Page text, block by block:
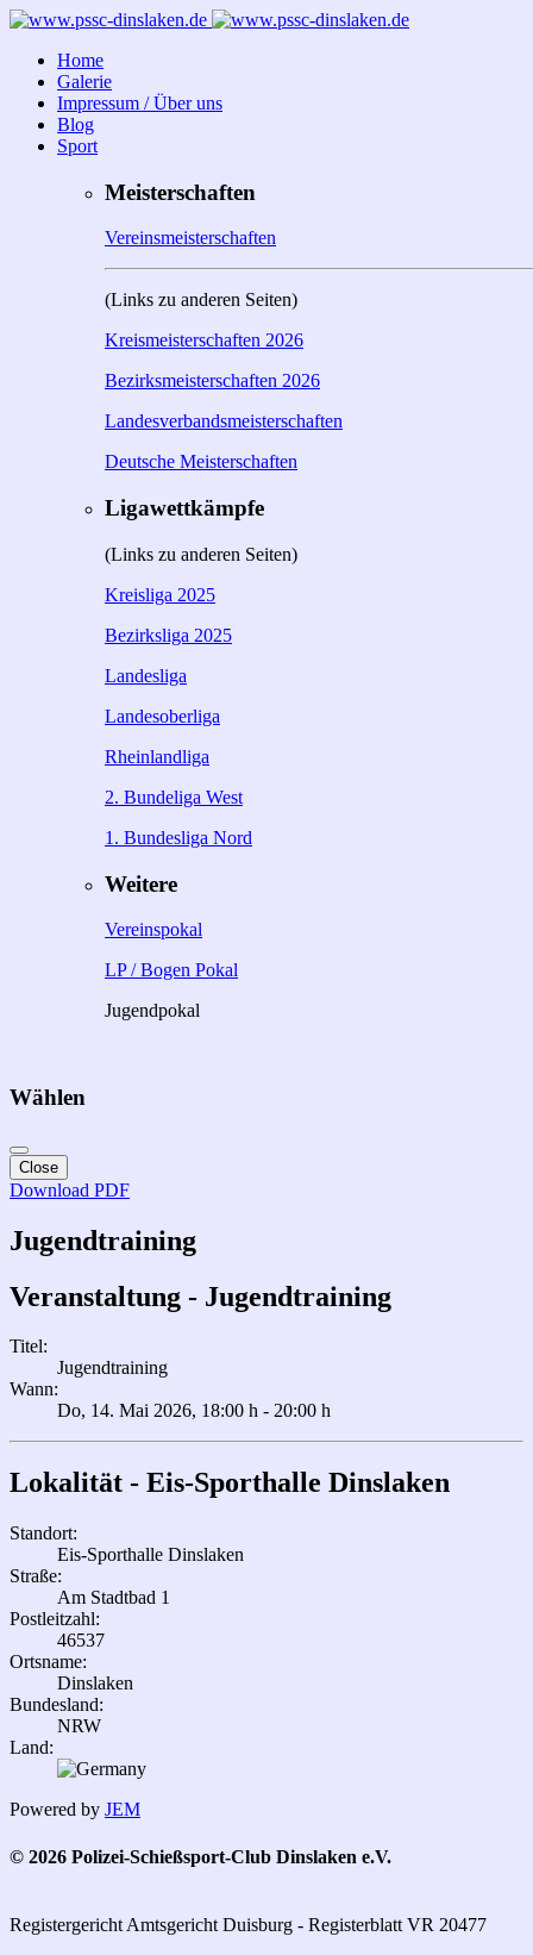
Home
Galerie
Impressum / Über uns
Blog
Sport
Meisterschaften
Vereinsmeisterschaften
(Links zu anderen Seiten)
Kreismeisterschaften 2026
Bezirksmeisterschaften 2026
Landesverbandsmeisterschaften
Deutsche Meisterschaften
Ligawettkämpfe
(Links zu anderen Seiten)
Kreisliga 2025
Bezirksliga 2025
Landesliga
Landesoberliga
Rheinlandliga
2. Bundeliga West
1. Bundesliga Nord
Weitere
Vereinspokal
LP / Bogen Pokal
Jugendpokal
Wählen
Close
Download PDF
Jugendtraining
Veranstaltung - Jugendtraining
Titel:
Jugendtraining
Wann:
Do, 14. Mai 2026, 18:00 h - 20:00 h
Lokalität - Eis-Sporthalle Dinslaken
Standort:
Eis-Sporthalle Dinslaken
Straße:
Am Stadtbad 1
Postleitzahl:
46537
Ortsname:
Dinslaken
Bundesland:
NRW
Land:
Powered by JEM
© 2026 Polizei-Schießsport-Club Dinslaken e.V.
Registergericht Amtsgericht Duisburg - Registerblatt VR 20477